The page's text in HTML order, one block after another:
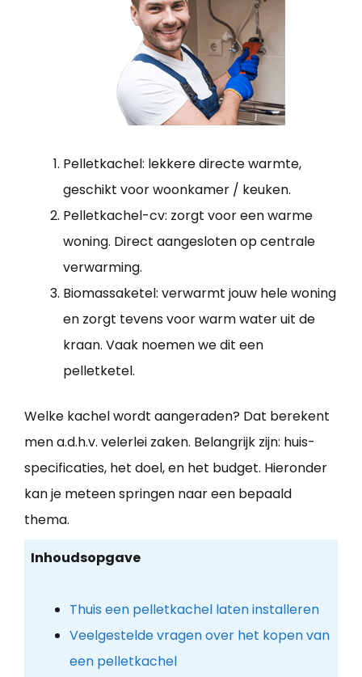
Pelletkachel: lekkere directe warmte,
geschikt voor woonkamer / keuken.
Pelletkachel-cv: zorgt voor een warme
woning. Direct aangesloten op centrale
verwarming.
Biomassaketel: verwarmt jouw hele woning
en zorgt tevens voor warm water uit de
kraan. Vaak noemen we dit een
pelletketel.
Welke kachel wordt aangeraden? Dat berekent
men a.d.h.v. velerlei zaken. Belangrijk zijn: huis-
specificaties, het doel, en het budget. Hieronder
kan je meteen springen naar een bepaald
thema.
Inhoudsopgave
Thuis een pelletkachel laten installeren
Veelgestelde vragen over het kopen van
een pelletkachel